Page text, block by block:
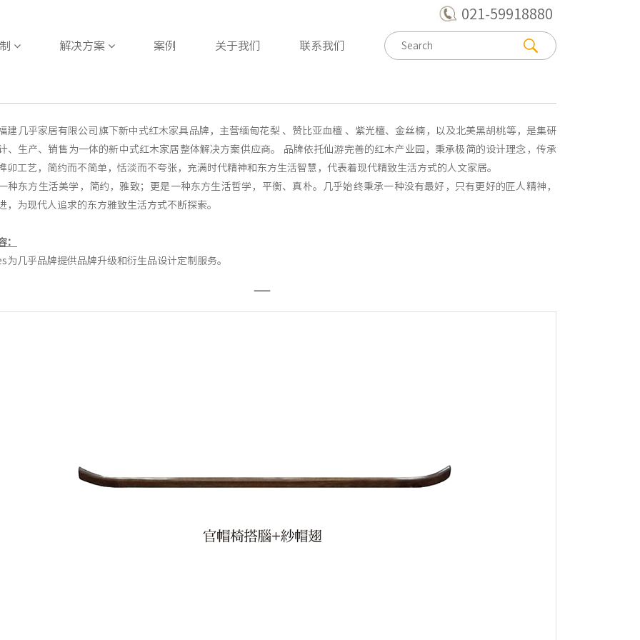
021-59918880
解决方案 案例 关于我们 联系我们
建几乎家居有限公司旗下新中式红木家具品牌，主营缅甸花梨 、赞比亚血檀 、紫光檀、金丝楠，以及北美黑胡桃等，是集研
、生产、销售为一体的新中式红木家居整体解决方案供应商。 品牌依托仙游完善的红木产业园，秉承极简的设计理念，传承
卯工艺，简约而不简单，恬淡而不夸张，充满时代精神和东方生活智慧，代表着现代精致生活方式的人文家居。
种东方生活美学，简约，雅致；更是一种东方生活哲学，平衡、真朴。几乎始终秉承一种没有最好，只有更好的匠人精神，
，为现代人追求的东方雅致生活方式不断探索。
：
为 几乎品牌提供品牌升级和衍生品设计定制服务。
——